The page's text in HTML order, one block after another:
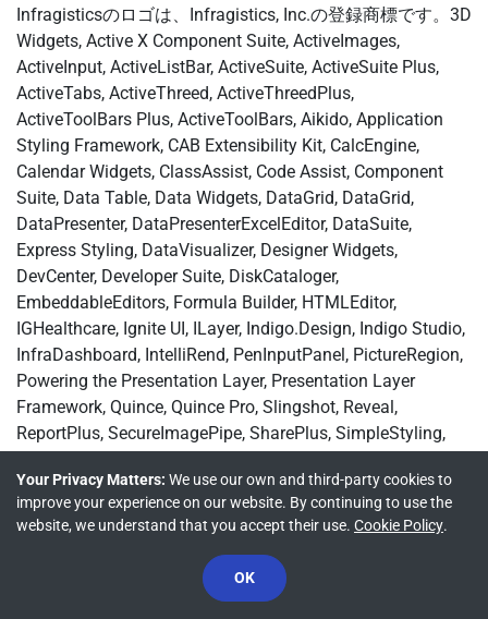
Infragisticsのロゴは、Infragistics, Inc.の登録商標です。3D
Widgets, Active X Component Suite, ActiveImages,
ActiveInput, ActiveListBar, ActiveSuite, ActiveSuite Plus,
ActiveTabs, ActiveThreed, ActiveThreedPlus,
ActiveToolBars Plus, ActiveToolBars, Aikido, Application
Styling Framework, CAB Extensibility Kit, CalcEngine,
Calendar Widgets, ClassAssist, Code Assist, Component
Suite, Data Table, Data Widgets, DataGrid, DataGrid,
DataPresenter, DataPresenterExcelEditor, DataSuite,
Express Styling, DataVisualizer, Designer Widgets,
DevCenter, Developer Suite, DiskCataloger,
EmbeddableEditors, Formula Builder, HTMLEditor,
IGHealthcare, Ignite UI, ILayer, Indigo.Design, Indigo Studio,
InfraDashboard, IntelliRend, PenInputPanel, PictureRegion,
Powering the Presentation Layer, Presentation Layer
Framework, Quince, Quince Pro, Slingshot, Reveal,
ReportPlus, SecureImagePipe, SharePlus, SimpleStyling,
StyleSetName, Tangerine, TestAdvantage, ToolsSuite,
TreeViewX, UIElement, Ultra Command, UltraAppointment,
UltraCheck, UltraColorCombo, UltraCurrencyEditor,
UltraDateEditor, UltraDateTimeEdit, UltraDayView, UltraDial,
UltraDropDownCalendar, UltraDropDownEditor,
Your Privacy Matters: We use our own and third-party cookies to
improve your experience on our website. By continuing to use the
website, we understand that you accept their use. Cookie Policy.
OK